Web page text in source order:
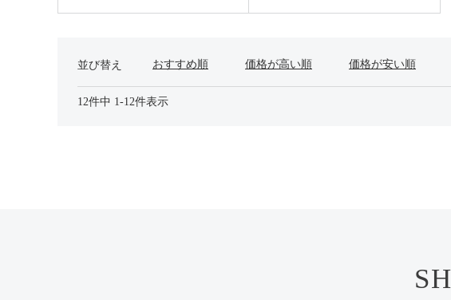
並び替え おすすめ順 価格が高い順 価格が安い順
12件中 1-12件表示